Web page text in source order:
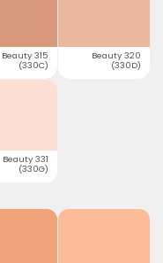
Beauty 315
(330C)
Beauty 320
(330D)
Beauty 331
(330G)